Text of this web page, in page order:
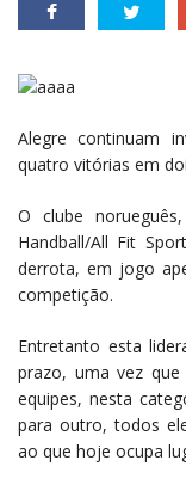
Alegre continuam
quatro vitórias em
O clube
Handball/All Fit
derrota, em jogo
competição.
Entretanto esta
prazo, uma vez
equipes, nesta
para outro, todos
ao que hoje ocupa